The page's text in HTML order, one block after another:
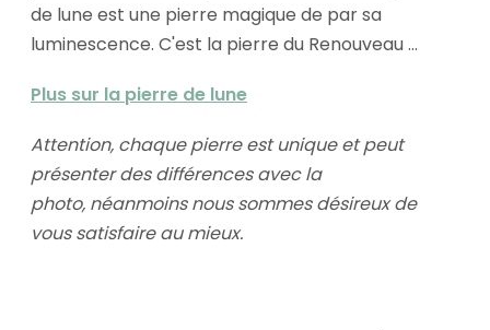
de lune est une pierre magique de par sa
luminescence. C'est la pierre du Renouveau ...
Plus sur la pierre de lune
Attention, chaque pierre est unique et peut
présenter des différences avec la
photo, néanmoins nous sommes désireux de
vous satisfaire au mieux.